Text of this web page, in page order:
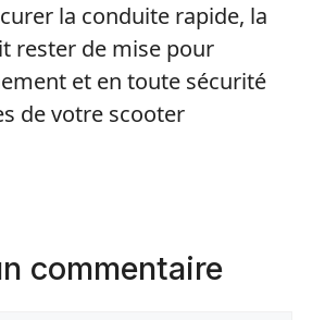
la conduite rapide, la
rester de mise pour
et en toute sécurité
de votre scooter
commentaire